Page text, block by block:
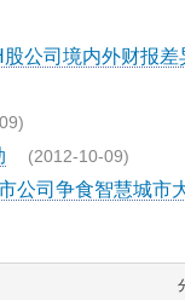
股公司境内外财报差
(2012-10-09)
公司争食智慧城市